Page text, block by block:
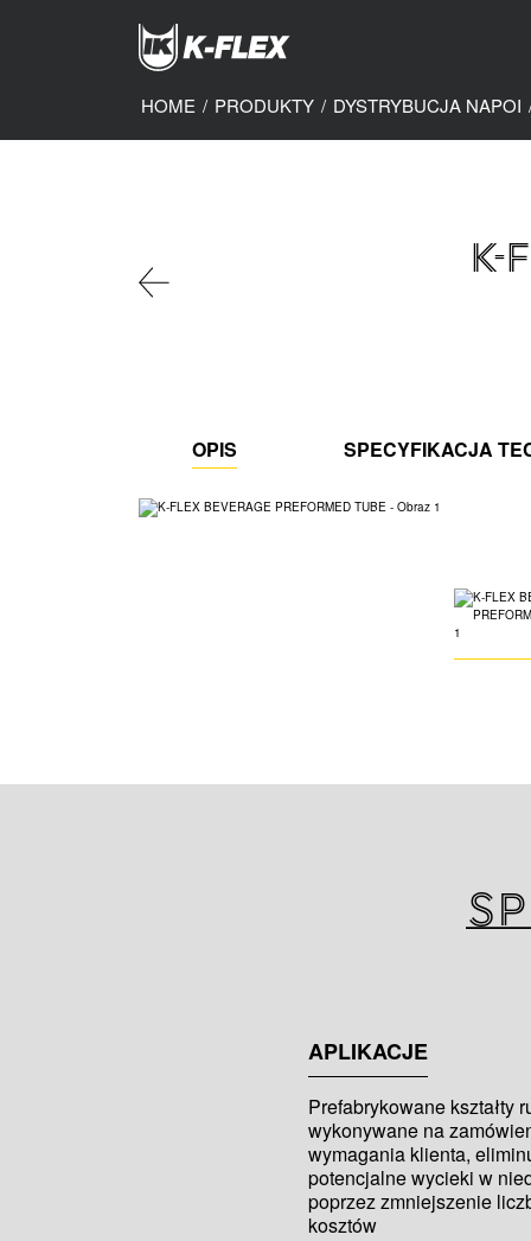
HOME / PRODUKTY / DYSTRYBUCJA NAPOI
K-
OPIS SPECYFIKACJA
APLIKACJE
Prefabrykowane kształty
wykonywane na
wymagania klienta,
potencjalne wycieki w
poprzez zmniejszenie
kosztów